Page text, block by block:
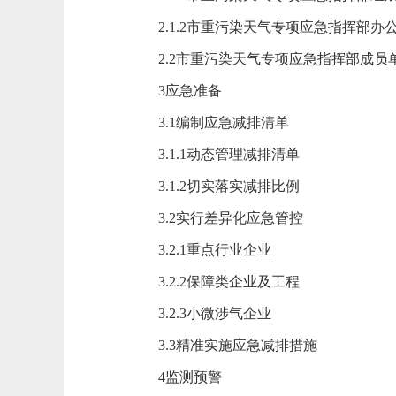
2.1.2市重污染天气专项应急指挥部办
2.2市重污染天气专项应急指挥部成员
3应急准备
3.1编制应急减排清单
3.1.1动态管理减排清单
3.1.2切实落实减排比例
3.2实行差异化应急管控
3.2.1重点行业企业
3.2.2保障类企业及工程
3.2.3小微涉气企业
3.3精准实施应急减排措施
4监测预警